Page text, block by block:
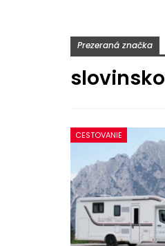
Prezeraná značka
slovinsko
CESTOVANIE